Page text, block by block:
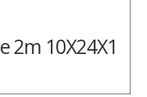
2m 10X24X1